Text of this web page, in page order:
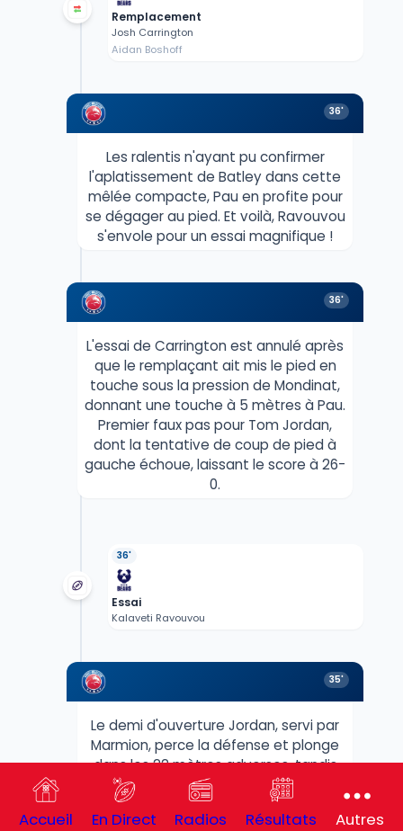
Remplacement
Josh Carrington
Aidan Boshoff
36'
Les ralentis n'ayant pu confirmer
l'aplatissement de Batley dans cette
mêlée compacte, Pau en profite pour
se dégager au pied. Et voilà, Ravouvou
s'envole pour un essai magnifique !
36'
L'essai de Carrington est annulé après
que le remplaçant ait mis le pied en
touche sous la pression de Mondinat,
donnant une touche à 5 mètres à Pau.
Premier faux pas pour Tom Jordan,
dont la tentative de coup de pied à
gauche échoue, laissant le score à 26-
0.
36'
Essai
Kalaveti Ravouvou
35'
Le demi d'ouverture Jordan, servi par
Marmion, perce la défense et plonge
dans les 22 mètres adverses, tandis
que l'arbitrage vidéo est sollicité pour
vérifier si les avants de Bristol ont pu
aplatir malgré la résistance acharnée
Accueil En Direct Radios Résultats Autres